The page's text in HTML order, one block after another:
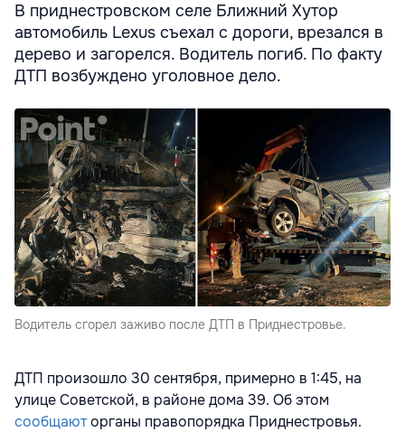
В приднестровском селе Ближний Хутор
автомобиль Lexus съехал с дороги, врезался в
дерево и загорелся. Водитель погиб. По факту
ДТП возбуждено уголовное дело.
Водитель сгорел заживо после ДТП в Приднестровье.
ДТП произошло 30 сентября, примерно в 1:45, на
улице Советской, в районе дома 39. Об этом
сообщаюторганы правопорядка Приднестровья.